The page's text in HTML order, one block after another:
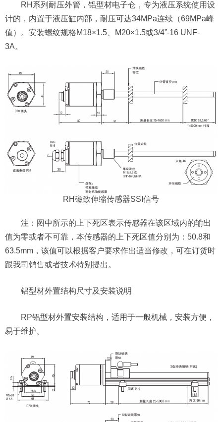
RH系列耐压外管，铝型材电子仓，专为液压系统使用设
计的，内置于液压缸内部，耐压可达34MPa连续（69MPa峰
值）。安装螺纹规格M18×1.5、M20×1.5或3/4”-16 UNF-
3A。
RH磁致伸缩传感器SSI信号
注：图中所示的上下死区表示传感器在该区域内的输出
值为零或者不可靠，本传感器的上下死区值分别为：50.8和
63.5mm，该值可以根据客户要求作出适当修改，可在订货时
跟我司销售或者技术特别提出。
铝型材外置结构尺寸及安装说明
RP铝型材外置安装结构，适用于一般机械，安装方便，
易于维护。